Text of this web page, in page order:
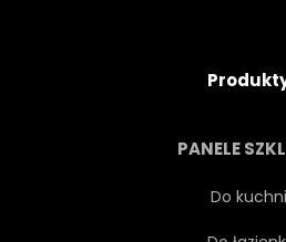
BUDYNEK
PANELE
Do kuchni